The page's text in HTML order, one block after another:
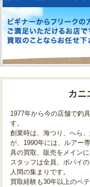
カニ
1977年から今の店舗で釣
す。
創業時は、海つり、へら
が、1990年には、ルアー
具の買取、販売をメインに
スタッフは全員、ポパイ
人間の集まりです。
買取経験も30年以上のベ